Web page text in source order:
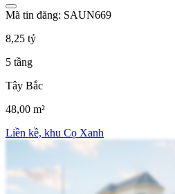
Mã tin đăng: SAUN669
8,25 tỷ
5 tầng
Tây Bắc
48,00 m²
Liền kề, khu Cọ Xanh